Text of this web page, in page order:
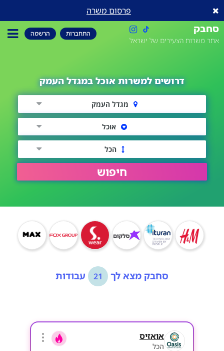
פרסום משרה
סחבק
אתר משרות הצעירים של ישראל
התחברות הרשמה
דרושים למשרות אוכל במגדל העמק
מגדל העמק
אוכל
הכל
חיפוש
סחבק מצא לך 21 עבודות
אואזיס
הכל